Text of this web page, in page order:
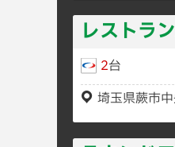
レストラ
2台
埼玉県蕨市